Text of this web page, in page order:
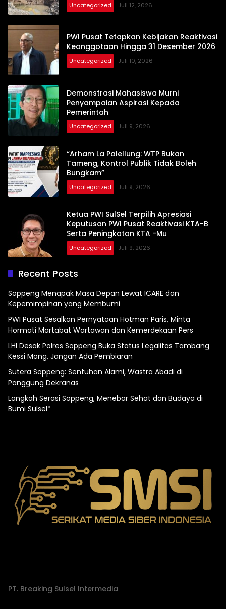
Uncategorized Juli 12, 2026
PWI Pusat Tetapkan Kebijakan Reaktivasi
Keanggotaan Hingga 31 Desember 2026
Uncategorized Juli 10, 2026
Demonstrasi Mahasiswa Murni
Penyampaian Aspirasi Kepada
Pemerintah
Uncategorized Juli 9, 2026
“Arham La Palellung: WTP Bukan
Tameng, Kontrol Publik Tidak Boleh
Bungkam”
Uncategorized Juli 9, 2026
Ketua PWI SulSel Terpilih Apresiasi
Keputusan PWI Pusat Reaktivasi KTA-B
Serta Peningkatan KTA -Mu
Uncategorized Juli 9, 2026
Recent Posts
Soppeng Menapak Masa Depan Lewat ICARE dan
Kepemimpinan yang Membumi
PWI Pusat Sesalkan Pernyataan Hotman Paris, Minta
Hormati Martabat Wartawan dan Kemerdekaan Pers
LHI Desak Polres Soppeng Buka Status Legalitas Tambang
Kessi Mong, Jangan Ada Pembiaran
Sutera Soppeng: Sentuhan Alami, Wastra Abadi di
Panggung Dekranas
Langkah Serasi Soppeng, Menebar Sehat dan Budaya di
Bumi Sulsel*
PT. Breaking Sulsel Intermedia